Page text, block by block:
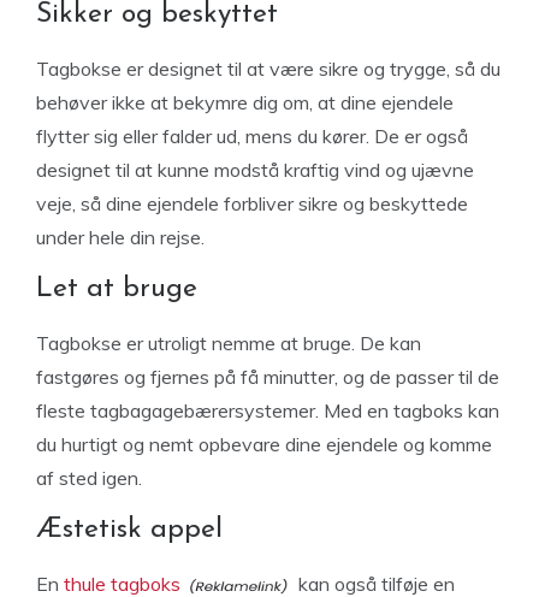
Sikker og beskyttet
Tagbokse er designet til at være sikre og trygge, så du
behøver ikke at bekymre dig om, at dine ejendele
flytter sig eller falder ud, mens du kører. De er også
designet til at kunne modstå kraftig vind og ujævne
veje, så dine ejendele forbliver sikre og beskyttede
under hele din rejse.
Let at bruge
Tagbokse er utroligt nemme at bruge. De kan
fastgøres og fjernes på få minutter, og de passer til de
fleste tagbagagebærersystemer. Med en tagboks kan
du hurtigt og nemt opbevare dine ejendele og komme
af sted igen.
Æstetisk appel
En thule tagboks
kan også tilføje en